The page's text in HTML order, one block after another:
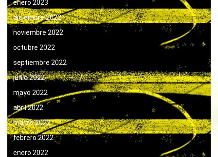
enero 2023
diciembre 2022
noviembre 2022
octubre 2022
septiembre 2022
junio 2022
mayo 2022
abril 2022
marzo 2022
febrero 2022
enero 2022